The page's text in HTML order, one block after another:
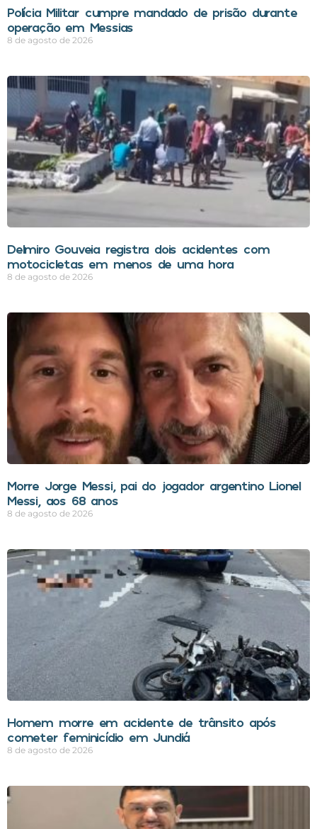
Polícia Militar cumpre mandado de prisão durante
operação em Messias
8 de agosto de 2026
Delmiro Gouveia registra dois acidentes com
motocicletas em menos de uma hora
8 de agosto de 2026
Morre Jorge Messi, pai do jogador argentino Lionel
Messi, aos 68 anos
8 de agosto de 2026
Homem morre em acidente de trânsito após
cometer feminicídio em Jundiá
8 de agosto de 2026